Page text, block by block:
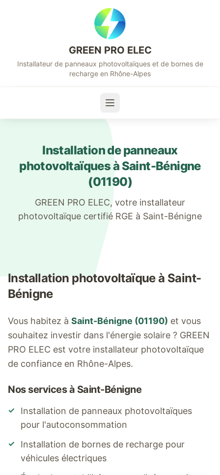
GREEN PRO ELEC
Installateur de panneaux photovoltaïques et de bornes de
recharge en Rhône-Alpes
Installation de panneaux
photovoltaïques àSaint-Bénigne
(01190)
GREEN PRO ELEC, votre installateur
photovoltaïque certifié RGE à Saint-Bénigne
Installation photovoltaïque à Saint-
Bénigne
Vous habitez à Saint-Bénigne (01190) et vous
souhaitez investir dans l'énergie solaire ? GREEN
PRO ELEC est votre installateur photovoltaïque
de confiance en Rhône-Alpes.
Nos services à Saint-Bénigne
✓
Installation de panneaux photovoltaïques
pour l'autoconsommation
✓
Installation de bornes de recharge pour
véhicules électriques